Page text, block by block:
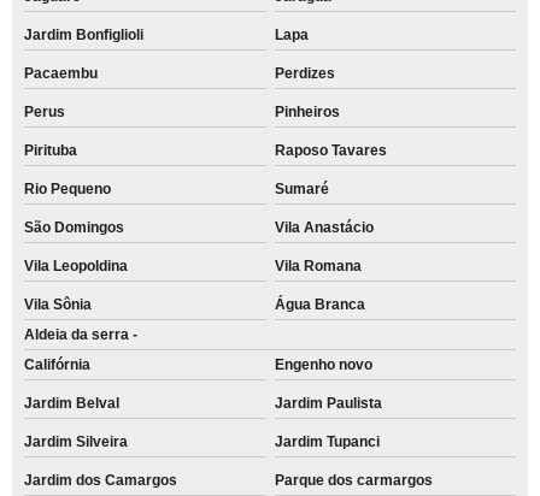
Jardim Bonfiglioli Lapa
Pacaembu Perdizes
Perus Pinheiros
Pirituba Raposo Tavares
Rio Pequeno Sumaré
São Domingos Vila Anastácio
Vila Leopoldina Vila Romana
Vila Sônia
Água Branca
Aldeia da serra -
Califórnia
Engenho novo
Jardim Belval Jardim Paulista
Jardim Silveira Jardim Tupanci
Jardim dos Camargos Parque dos carmargos